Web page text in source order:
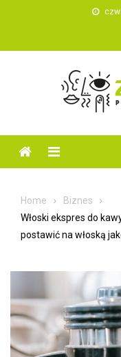
Home
Biznes
Włoski ekspres do
postawić na włoską